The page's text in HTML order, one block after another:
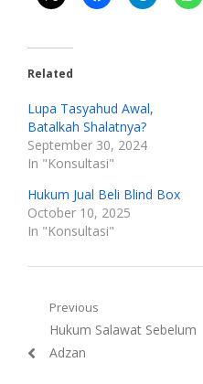
Related
Lupa Tasyahud Awal,
Batalkah Shalatnya?
September 30, 2024
In "Konsultasi"
Hukum Jual Beli Blind Box
October 10, 2025
In "Konsultasi"
Post
navigation
Previous
Previous
post:
Hukum Salawat Sebelum
Adzan